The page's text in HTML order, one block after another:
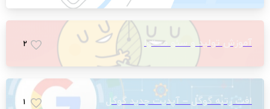
آموزش تولید و سئو محتوا 2
افت رتبه گوگل – آپدیت جدید گوگل 1